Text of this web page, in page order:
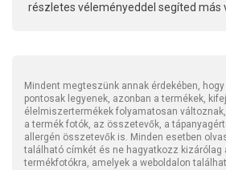
részletes véleményeddel segíted más
Mindent megteszünk annak érdekében,
pontosak legyenek, azonban a termékek,
élelmiszertermékek folyamatosan
a termék fotók, az összetevők, a
allergén összetevők is. Minden esetben
található címkét és ne hagyatkozz kizárólag
termékfotókra, amelyek a weboldalon